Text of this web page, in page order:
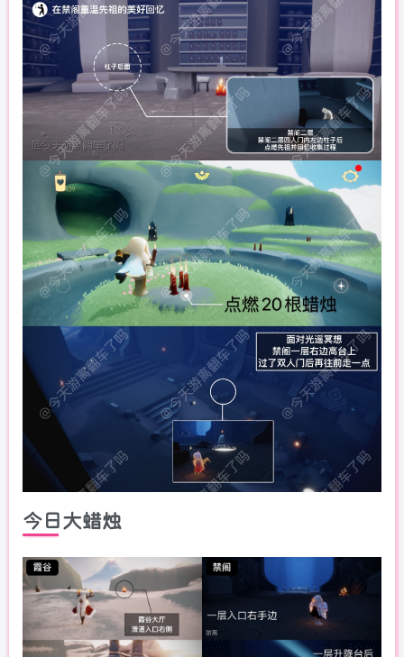
今日大蜡烛